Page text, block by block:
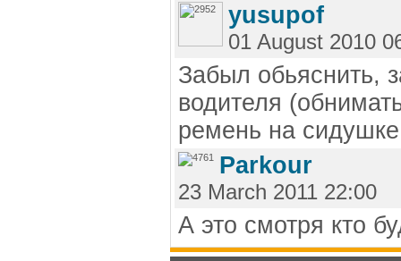
yusupof
01 August 2010
Забыл обьяснить,
водителя
ремень на
Parkour
23 March 2011 22:00
А это смотря кто